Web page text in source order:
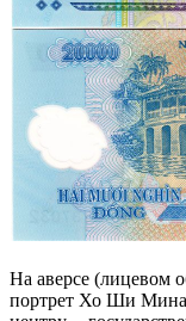
На аверсе (лицевом
портрет Хо Ши